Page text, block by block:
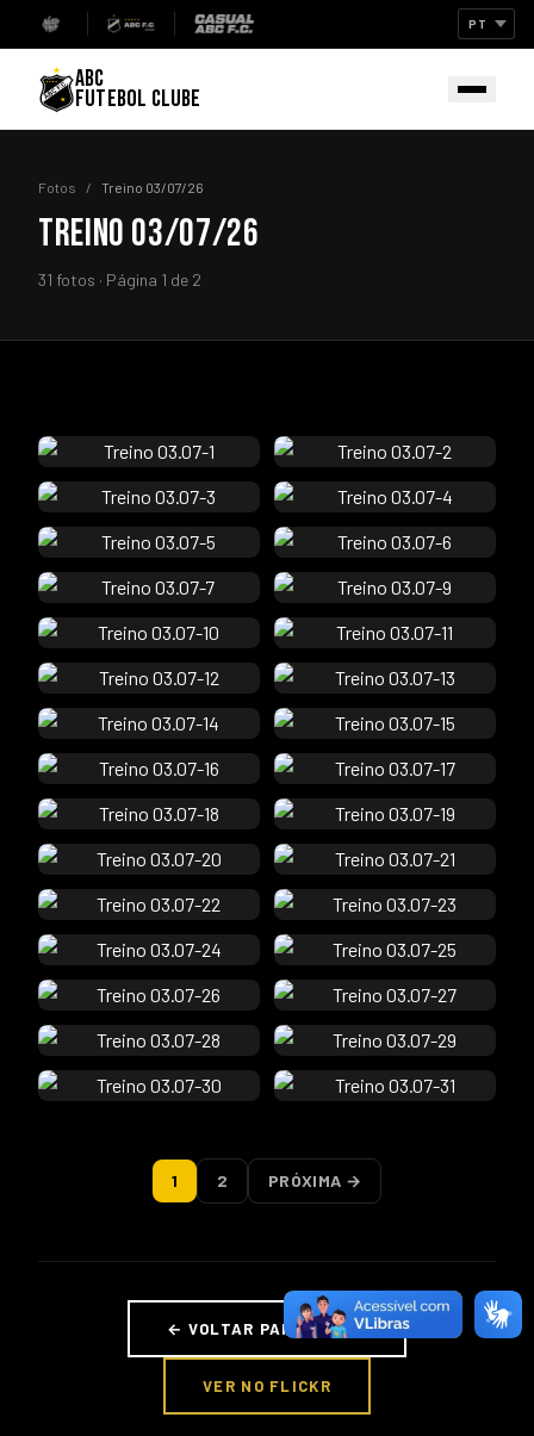
ABC
FUTEBOL CLUBE
Fotos / Treino 03/07/26
TREINO 03/07/26
31 fotos · Página 1 de 2
1 2 PRÓXIMA →
← VOLTAR PARA FOTOS
VER NO FLICKR